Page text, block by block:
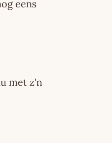
eens
met z'n